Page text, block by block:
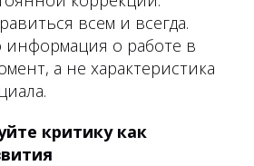
всем и всегда.
информация о работе в
а не характеристика
критику как